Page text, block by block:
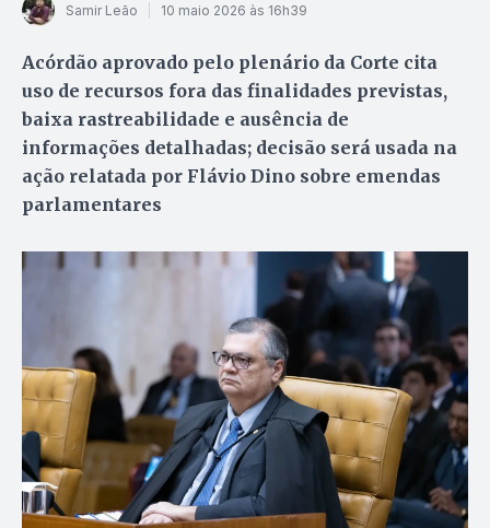
Samir Leão 10 maio 2026 às 16h39
Acórdão aprovado pelo plenário da Corte cita
uso de recursos fora das finalidades previstas,
baixa rastreabilidade e ausência de
informações detalhadas; decisão será usada na
ação relatada por Flávio Dino sobre emendas
parlamentares